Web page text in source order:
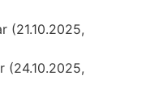
(21.10.2025,
(24.10.2025,